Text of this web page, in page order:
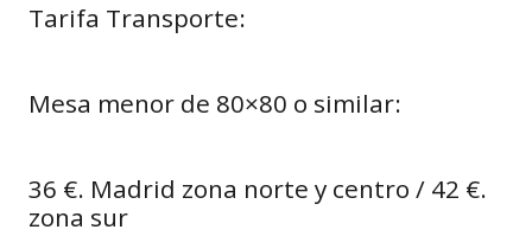
Tarifa Transporte:
Mesa menor de 80×80 o similar:
36 €. Madrid zona norte y centro / 42 €.
zona sur